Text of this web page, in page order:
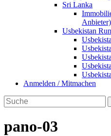
Sri Lanka
Anbieter)
Usbekistan
Anmelden / Mitmachen
pano-03